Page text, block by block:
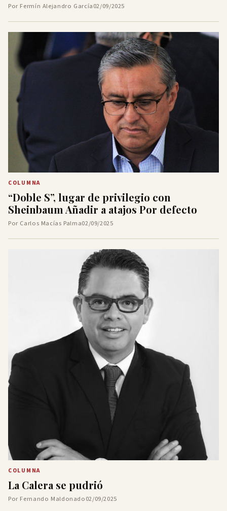
Por Fermín Alejandro García02/09/2025
COLUMNA
“Doble S”, lugar de privilegio con
Sheinbaum Añadir a atajos Por defecto
Por Carlos Macías Palma02/09/2025
COLUMNA
La Calera se pudrió
Por Fernando Maldonado02/09/2025